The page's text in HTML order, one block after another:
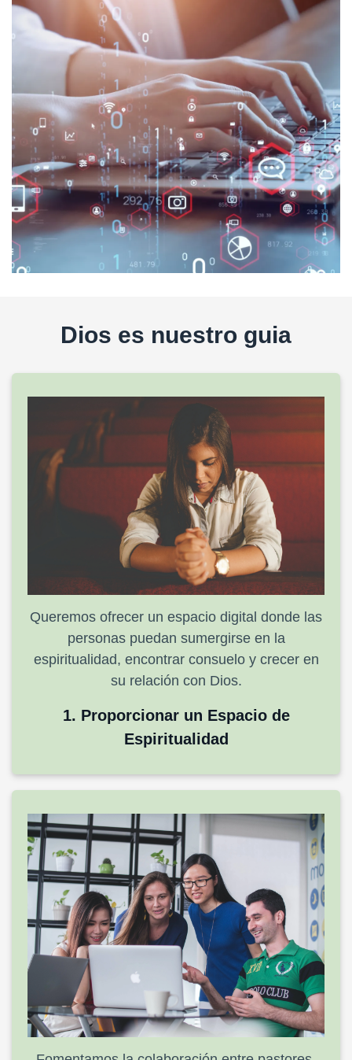
Dios es nuestro guia
Queremos ofrecer un espacio digital donde las
personas puedan sumergirse en la
espiritualidad, encontrar consuelo y crecer en
su relación con Dios.
1. Proporcionar un Espacio de
Espiritualidad